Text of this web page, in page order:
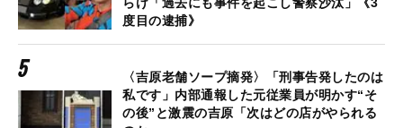
度目の逮捕》
〈吉原老舗ソープ摘発〉「刑事告発したのは
私です」内部通報した元従業員が明かす“そ
の後”と激震の吉原「次はどの店がやられる